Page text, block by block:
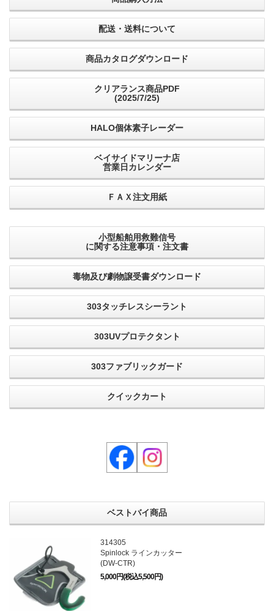
配送・送料について
商品カタログダウンロード
クリアランス商品PDF
(2025/7/25)
HALO個体素子レーダー
ベイサイドマリーナ店
営業日カレンダー
ＦＡＸ注文用紙
小型船舶用救難信号
に関する注意事項・注文書
毒物及び劇物譲受書ダウンロード
303タッチレスシーラント
303UVプロテクタント
303ファブリックガード
クイックカート
ベストバイ商品
314305
Spinlock ラインカッター
(DW-CTR)
5,000円(税込5,500円)